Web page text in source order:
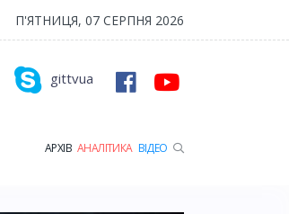
На війні загинув Герой з Рожищенської
П'ЯТНИЦЯ, 07 СЕРПНЯ 2026
gittvua
АРХІВ АНАЛІТИКА ВІДЕО